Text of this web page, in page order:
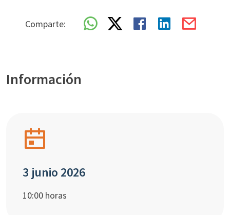
Comparte:
Información
3 junio 2026
10:00 horas